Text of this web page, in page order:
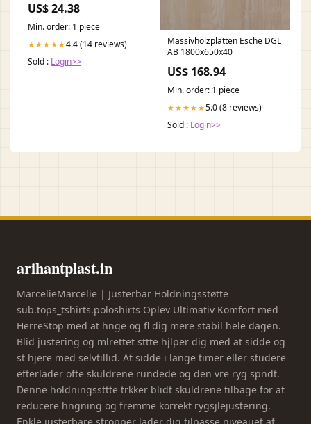
r/tirzepatidecompound
US$ 24.38
Min. order: 1 piece
★★★★★4.4 (14 reviews)
Sold : Login>>
Massivholzplatten Esche DGL
AB 1800x650x40
US$ 168.94
Min. order: 1 piece
★★★★★5.0 (8 reviews)
Sold : Login>>
arihantplast.in
MarcelieMarcelie | Justerbar Holdningsstøtte
sub.tops_tshirts.poloshirts Oplev Ultimativ Komfort med
HerreStop med at hnge og fl dig mere stabil hele dagen.
Blid justering og mlrettet sttte hjlper dig med at sidde og
st hjere med selvtillid. At sidde i lange timer eller studere
efterlader ofte skuldrene rundede og den vre ryg spndt.
Denne holdningssttte trkker blidt skuldrene tilbage for at
reducere hngning og fremme korrekt rygsjlejustering.